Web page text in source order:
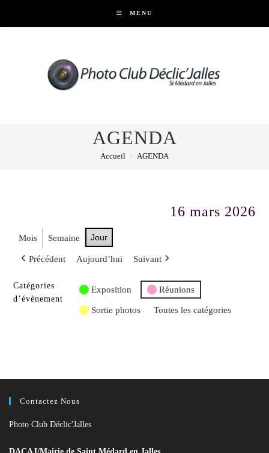
MENU
AGENDA
Accueil > AGENDA
16 mars 2026
Mois Semaine Jour
Précédent Aujourd’hui Suivant
Catégories
d’évènement
Exposition Réunions
Sortie photos Toutes les catégories
Contactez Nous
Photo Club Déclic'Jalles